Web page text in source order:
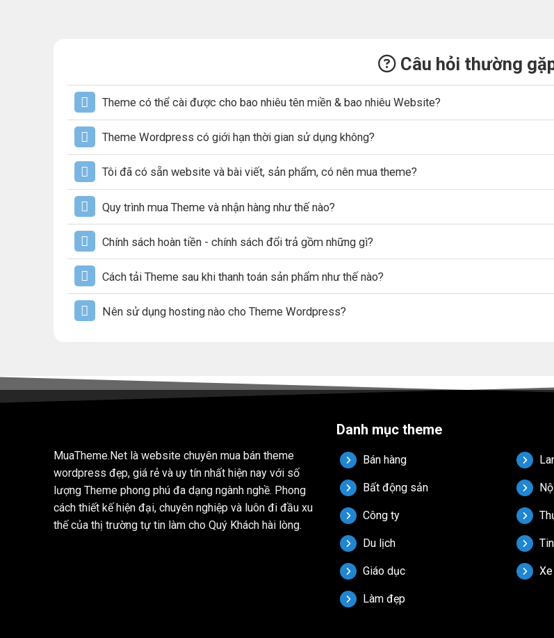
Câu hỏi thường
Theme có thể cài được cho bao nhiêu tên miền & bao nhiêu Website?
Theme Wordpress có giới hạn thời gian sử dụng không?
Tôi đã có sẵn website và bài viết, sản phẩm, có nên mua theme?
Quy trình mua Theme và nhận hàng như thế nào?
Chính sách hoàn tiền - chính sách đổi trả gồm những gì?
Cách tải Theme sau khi thanh toán sản phẩm như thế nào?
Nên sử dụng hosting nào cho Theme Wordpress?
MuaTheme.Net là website chuyên mua bán theme
wordpress đẹp, giá rẻ và uy tín nhất hiện nay với số
lượng Theme phong phú đa dạng ngành nghề. Phong
cách thiết kế hiện đại, chuyên nghiệp và luôn đi đầu xu
thế của thị trường tự tin làm cho Quý Khách hài lòng.
Danh mục theme
Bán hàng
Bất động sản
Công ty
Du lịch
Giáo dục
Làm đẹp